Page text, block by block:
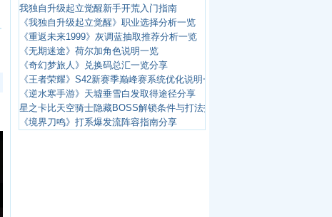
我独自升级起立觉醒新手开荒入门指南
《我独自升级起立觉醒》职业选择分析一览
《重返未来1999》灰调蓝抽取推荐分析一览
《无期迷途》荷尔加角色说明一览
《奇幻梦旅人》兑换码总汇一览分享
《王者荣耀》S42新赛季巅峰赛系统优化说明一览
《逆水寒手游》天墟垂雪白发取得途径分享
星之卡比天空骑士隐藏BOSS解锁条件与打法指南
《境界刀鸣》打系爆发流阵容指南分享